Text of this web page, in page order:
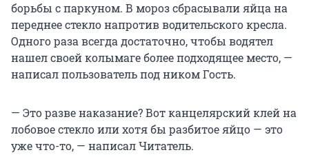
борьбы с паркуном. В мороз сбрасывали яйца на
переднее стекло напротив водительского кресла.
Одного раза всегда достаточно, чтобы водятел
нашел своей колымаге более подходящее место, —
написал пользователь под ником Гость.
— Это разве наказание? Вот канцелярский клей на
лобовое стекло или хотя бы разбитое яйцо — это
уже что-то, — написал Читатель.